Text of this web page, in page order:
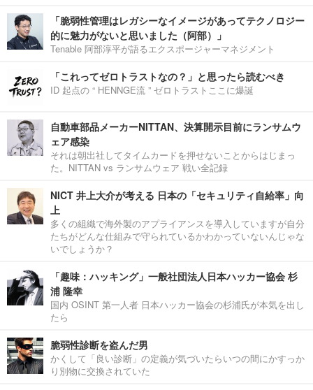
「脆弱性管理はレガシーなイメージがあってテクノロジー
的に魅力がないと思いました（阿部）」
Tenable 阿部淳平が語るエクスポージャーマネジメント
「これってゼロトラストなの？」と思ったら読むべき
ID 起点の “ HENNGE流 ” ゼロトラストここに爆誕
自動車部品メーカーNITTAN、決算開示目前にランサムウ
ェア感染
それは朝出社してタイムカードを押せないことからはじまっ
た。NITTAN vs ランサムウェア 戦い全記録
NICT 井上大介が考える 日本の「セキュリティ自給率」向
上
多くの組織で海外製のアプライアンスを導入していますが自分
たちがどんな仕組みで守られているかわかっていないんじゃな
いでしょうか？
「趣味：ハッキング」一般社団法人日本ハッカー協会 杉
浦 隆幸
国内 OSINT 第一人者 日本ハッカー協会の杉浦氏が本気を出し
たら
脆弱性診断を盗んだ男
かくして「良い診断」の定義が気づいたらいつの間にかすっか
り別物に交換されていた